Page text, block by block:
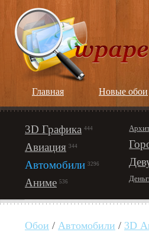
Главная Новые обои
3D Графика 444
Авиация 344
Автомобили 3296
Аниме 536
Обои / Автомобили / 3D